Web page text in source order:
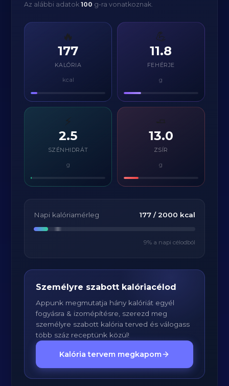
Az alábbi adatok100 g-ra vonatkoznak.
🔥
177
KALÓRIA
kcal
💪
11.8
FEHÉRJE
g
⚡
2.5
SZÉNHIDRÁT
g
13.0
ZSÍR
g
Napi kalóriamérleg 177/ 2000 kcal
9% a napi célodból
Személyre szabott kalóriacélod
Appunk megmutatja hány kalóriát egyél
fogyásra & izomépítésre, szerezd meg
személyre szabott kalória terved és válogass
több száz receptünk közül!
Kalória tervem megkapom